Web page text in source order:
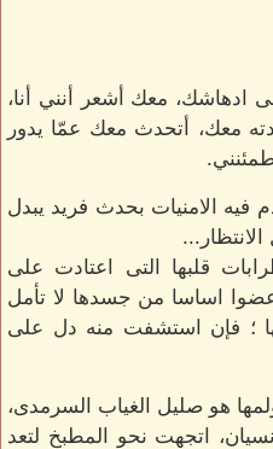
ادهاشك، معك أشعر أنني أنا،
معك، أتحدث معك عمّا يدور
فيه الامنيات بحدث فريد يبدل
قلبها التى اعتادت على
اساسا من جسدها لا تأمل
؛ فإن استشفت منه دل على
هو صليل الغياب السرمدى،
اتجهت نحو المطبخ لتعد